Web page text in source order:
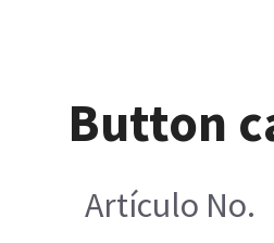
Button
Artículo No.